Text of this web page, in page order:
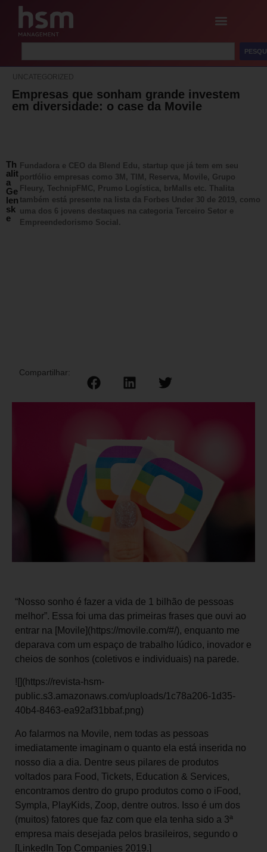
UNCATEGORIZED
Empresas que sonham grande investem
em diversidade: o case da Movile
Th
alit
a
Ge
len
sk
e
Fundadora e CEO da Blend Edu, startup que já tem em seu
portfólio empresas como 3M, TIM, Reserva, Movile, Grupo
Fleury, TechnipFMC, Prumo Logística, brMalls etc. Thalita
também está presente na lista da Forbes Under 30 de 2019, como
uma dos 6 jovens destaques na categoria Terceiro Setor e
Empreendedorismo Social.
Compartilhar:
“Nosso sonho é fazer a vida de 1 bilhão de pessoas
melhor”. Essa foi uma das primeiras frases que ouvi ao
entrar na [Movile](https://movile.com/#/), enquanto me
deparava com um espaço de trabalho lúdico, inovador e
cheios de sonhos (coletivos e individuais) na parede.
![](https://revista-hsm-
public.s3.amazonaws.com/uploads/1c78a206-1d35-
40b4-8463-ea92af31bbaf.png)
Ao falarmos na Movile, nem todas as pessoas
imediatamente imaginam o quanto ela está inserida no
nosso dia a dia. Dentre seus pilares de produtos
voltados para Food, Tickets, Education & Services,
encontramos dentro do grupo produtos como o iFood,
Sympla, PlayKids, Zoop, dentre outros. Isso é um dos
(muitos) fatores que faz com que ela tenha sido a 3ª
empresa mais desejada pelos brasileiros, segundo o
[LinkedIn Top Companies 2019.]